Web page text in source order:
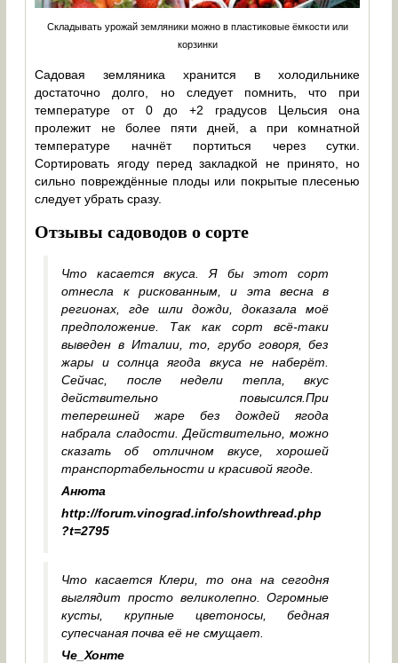
Складывать урожай земляники можно в пластиковые ёмкости или
корзинки
Садовая земляника хранится в холодильнике
достаточно долго, но следует помнить, что при
температуре от 0 до +2 градусов Цельсия она
пролежит не более пяти дней, а при комнатной
температуре начнёт портиться через сутки.
Сортировать ягоду перед закладкой не принято, но
сильно повреждённые плоды или покрытые плесенью
следует убрать сразу.
Отзывы садоводов о сорте
Что касается вкуса. Я бы этот сорт
отнесла к рискованным, и эта весна в
регионах, где шли дожди, доказала моё
предположение. Так как сорт всё-таки
выведен в Италии, то, грубо говоря, без
жары и солнца ягода вкуса не наберёт.
Сейчас, после недели тепла, вкус
действительно повысился.При
теперешней жаре без дождей ягода
набрала сладости. Действительно, можно
сказать об отличном вкусе, хорошей
транспортабельности и красивой ягоде.
Анюта
http://forum.vinograd.info/showthread.php
?t=2795
Что касается Клери, то она на сегодня
выглядит просто великолепно. Огромные
кусты, крупные цветоносы, бедная
супесчаная почва её не смущает.
Че_Хонте